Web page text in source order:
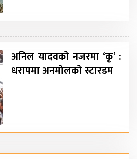
अनिल यादवको नजरमा ‘कृ’ :
धरापमा अनमोलको स्टारडम